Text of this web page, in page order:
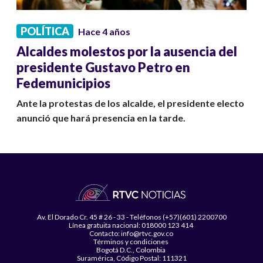
POLÍTICA Hace 4 años
Alcaldes molestos por la ausencia del
presidente Gustavo Petro en
Fedemunicipios
Ante la protestas de los alcalde, el presidente electo
anunció que hará presencia en la tarde.
Av. El Dorado Cr. 45 # 26 - 33 - Teléfonos (+57)(601) 2200700
Línea gratuita nacional: 018000 123 414
Contacto: info@rtvc.gov.co
Términos y condiciones
Bogotá D.C., Colombia
Suramérica, Código Postal: 111321